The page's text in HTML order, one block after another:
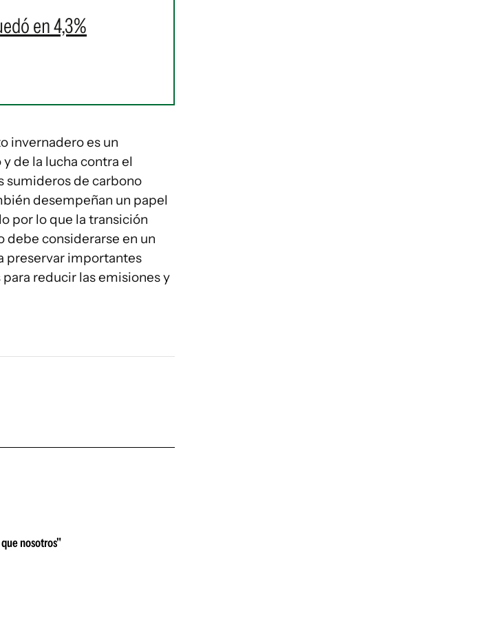
en 4,3%
invernadero es un
de la lucha contra el
sumideros de carbono
desempeñan un papel
por lo que la transición
debe considerarse en un
preservar importantes
reducir las emisiones y
nosotros"